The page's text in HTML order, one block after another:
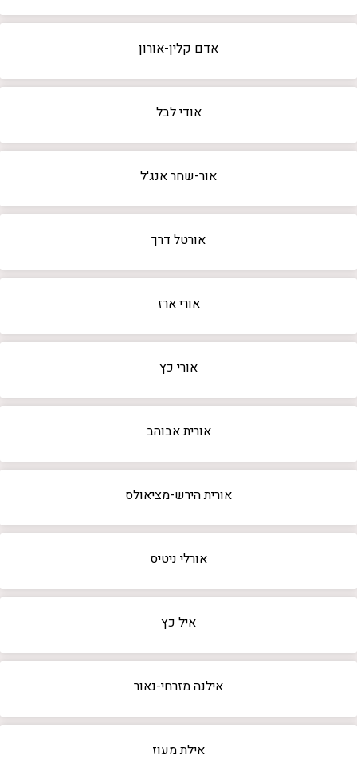
אדם קלין-אורון
אודי לבל
אור-שחר אנג'ל
אורטל דרך
אורי ארז
אורי כץ
אורית אבוהב
אורית הירש-מציאולס
אורלי ניטיס
איל כץ
אילנה מזרחי-נאור
אילת מעוז